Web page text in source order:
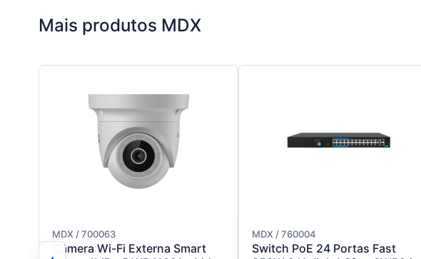
Mais produtos MDX
MDX / 700063
Câmera Wi-Fi Externa Smart
MDX / 760004
Switch PoE 24 Portas Fast